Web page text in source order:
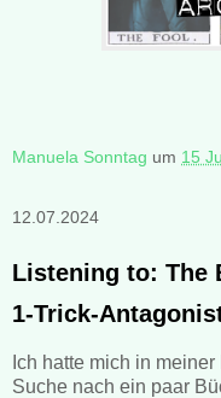
Manuela Sonntag um 15
12.07.2024
Listening to: The
1-Trick-
Ich hatte mich in
Suche nach ein paar